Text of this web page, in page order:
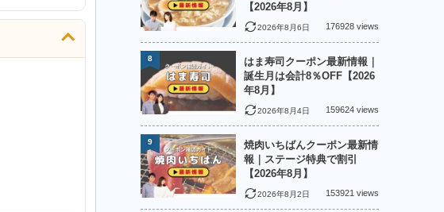
【2026年8月】
2026年8月6日 176928 views
はま寿司クーポン最新情報｜
誕生月は会計8％OFF【2026
年8月】
2026年8月4日 159624 views
8
焼肉いちばんクーポン最新情
報｜ステージ特典で割引
【2026年8月】
2026年8月2日 153921 views
9